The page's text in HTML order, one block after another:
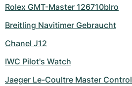
Sea-Dweller
Sky-Dweller
Tortue
Baignoire
Roadster
Chronospace
Super Avenger
Montbrillant
Spitfire
Gebraucht
Rolex GMT-Master 126710blro
Breitling Navitimer Gebraucht
Chanel J12
IWC Pilot's Watch
Jaeger Le-Coultre Master Control